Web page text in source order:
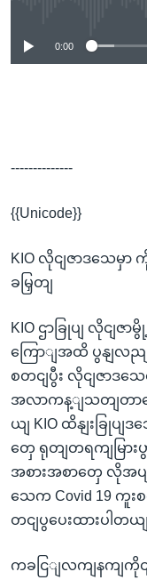
0:00
--------------
{{Unicode}}
KIO လိုငျဇာဒသေမှ
ခမြှတျ
KIO ဌာခြုပျ လိုငျဇ
ကြောျအထိ ပွနျလည
စတငျပွီး လိုငျဇာဒသ
အလာကန့ျသတျတာတှ
ယျ KIO ထိနျးခြုပျဒ
တှေ ရုတျတရကျမြား
အစားအစာတှေ လိုအပ
သေက Covid 19 ကူး
တငျပွပေးထားပါတယ
ကခငြျလကျနကျကိုငျ